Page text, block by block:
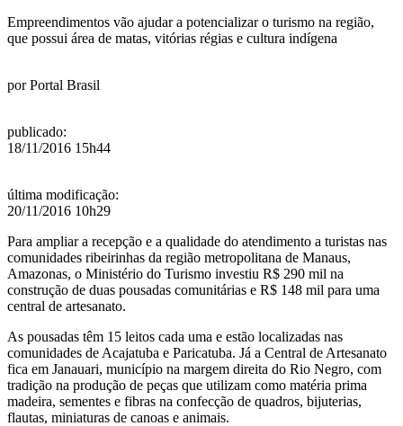
ribeirinhas
de
Empreendimentos vão ajudar a potencializar o turismo na região,
que possui área de matas, vitórias régias e cultura indígena
porPortal Brasil
publicado:
18/11/2016 15h44
última modificação:
20/11/2016 10h29
Para ampliar a recepção e a qualidade do atendimento a turistas nas
comunidades ribeirinhas da região metropolitana de Manaus,
Amazonas, o Ministério do Turismo investiu R$ 290 mil na
construção de duas pousadas comunitárias e R$ 148 mil para uma
central de artesanato.
As pousadas têm 15 leitos cada uma e estão localizadas nas
comunidades de Acajatuba e Paricatuba. Já a Central de Artesanato
fica em Janauari, município na margem direita do Rio Negro, com
tradição na produção de peças que utilizam como matéria prima
madeira, sementes e fibras na confecção de quadros, bijuterias,
flautas, miniaturas de canoas e animais.